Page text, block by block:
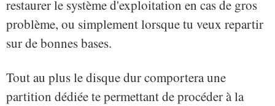
restaurer le système d'exploitation en cas de gros
problème, ou simplement lorsque tu veux repartir
sur de bonnes bases.
Tout au plus le disque dur comportera une
partition dédiée te permettant de procéder à la